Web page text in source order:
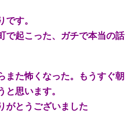
です。
で起こった、ガチで本当の話
また怖くなった。もうすぐ朝
と思います。
がとうございました